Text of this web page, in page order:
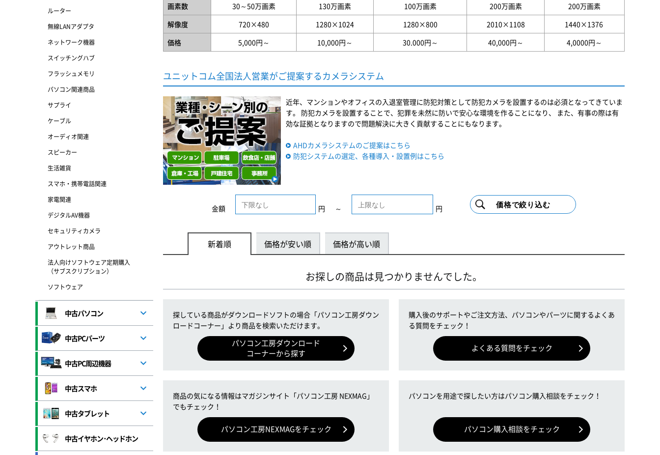
画素数
30～50万画素 130万画素 100万画素 200万画素
200万画素
解像度
720×480 1280×1024 1280×800 2010×1108
1440×1376
価格
5,000円～ 10,000円～ 30.000円～ 40,000円～ 4,0000円～
ユニットコム全国法人営業がご提案するカメラシステム
近年、マンションやオフィスの入退室管理に防犯対策として防犯カメラを設置するのは必須となってきていま
す。 防犯カメラを設置することで、犯罪を未然に防いで安心な環境を作ることになり、 また、有事の際は有
効な証拠となりますので問題解決に大きく貢献することにもなります。
AHDカメラシステムのご提案はこちら
防犯システムの選定、各種導入・設置例はこちら
金額 円 ～ 円
新着順 価格が安い順 価格が高い順
お探しの商品は見つかりませんでした。
探している商品がダウンロードソフトの場合「パソコン工房ダウン
ロードコーナー」より商品を検索いただけます。
パソコン工房ダウンロード
コーナーから探す
購入後のサポートやご注文方法、パソコンやパーツに関するよくあ
る質問をチェック！
よくある質問をチェック
商品の気になる情報はマガジンサイト「パソコン工房 NEXMAG」
でもチェック！
パソコン工房NEXMAGをチェック
パソコンを用途で探したい方はパソコン購入相談をチェック！
パソコン購入相談をチェック
ルーター
無線LANアダプタ
ネットワーク機器
スイッチングハブ
フラッシュメモリ
パソコン関連商品
サプライ
ケーブル
オーディオ関連
スピーカー
生活雑貨
スマホ・携帯電話関連
家電関連
デジタルAV機器
セキュリティカメラ
アウトレット商品
法人向けソフトウェア定期購入
（サブスクリプション）
ソフトウェア
中古パソコン
中古PCパーツ
中古PC周辺機器
中古スマホ
中古タブレット
中古イヤホン･ヘッドホン